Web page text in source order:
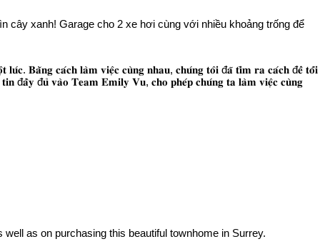
cây xanh! Garage cho 2 xe hơi cùng với nhiều khoảng trống để
𝐁𝐚̆̀𝐧𝐠 𝐜𝐚́𝐜𝐡 𝐥𝐚̀𝐦 𝐯𝐢𝐞̣̂𝐜 𝐜𝐮̀𝐧𝐠 𝐧𝐡𝐚𝐮, 𝐜𝐡𝐮́𝐧𝐠 𝐭𝐨̂𝐢 đ𝐚̃ 𝐭𝐢̀𝐦 𝐫𝐚 𝐜𝐚́𝐜𝐡 đ𝐞̂̉ 𝐭𝐨̂́𝐢
đ𝐚̂̀𝐲 đ𝐮̉ 𝐯𝐚̀𝐨 𝐓𝐞𝐚𝐦 𝐄𝐦𝐢𝐥𝐲 𝐕𝐮, 𝐜𝐡𝐨 𝐩𝐡𝐞́𝐩 𝐜𝐡𝐮́𝐧𝐠 𝐭𝐚 𝐥𝐚̀𝐦 𝐯𝐢𝐞̣̂𝐜 𝐜𝐮̀𝐧𝐠
well as on purchasing this beautiful townhome in Surrey.